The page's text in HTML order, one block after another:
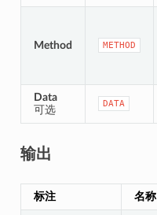
Method METHOD
Data
可选
DATA
输出
标注 名称